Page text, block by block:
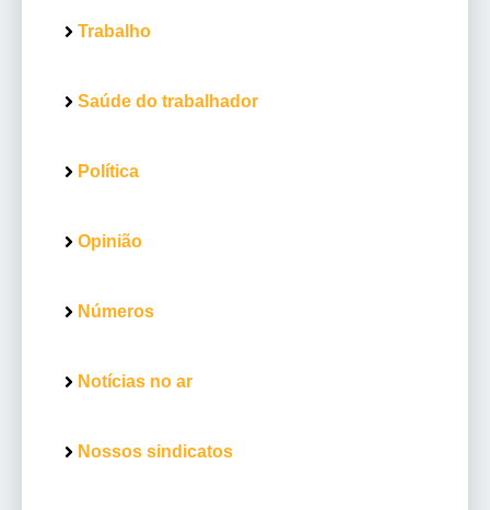
Trabalho
Saúde do trabalhador
Política
Opinião
Números
Notícias no ar
Nossos sindicatos